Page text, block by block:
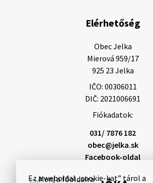
Ez a weboldal „cookie-kat” tárol a
temetési szertartás 2026. augusztus …
5. augusztus 2026 12:59
Helyi közlemények: 2026.08.03.
Gyászhirdetések: 2026.08.3. 1/ Tisztelt
Mély fájdalommal tudatjuk Önökkel,
korában távozott az élők sorából
temetési szertartás 2026. augusz…
Elérhetőség
Obec Jelka
Mierová 959/17
925 23 Jelka
IČO: 00306011
DIČ: 2021006691
Fiókadatok:
031/ 7876 182
obec@jelka.sk
Facebook-oldal